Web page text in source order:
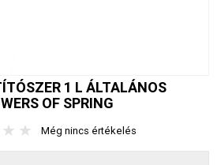
1 L ÁLTALÁNOS
OF SPRING
★ ★ Még nincs értékelés